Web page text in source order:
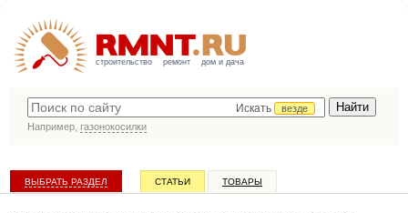
строительство ремонт дом и дача
Искать
везде
Например, газонокосилки
ВЫБРАТЬ РАЗДЕЛ СТАТЬИ ТОВАРЫ